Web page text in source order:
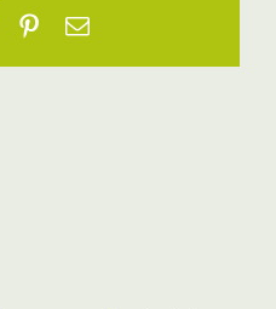
Pinterest
E-